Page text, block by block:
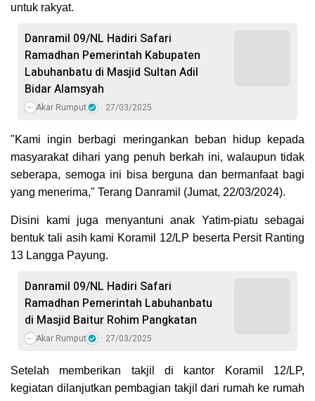
untuk rakyat.
Danramil 09/NL Hadiri Safari
Ramadhan Pemerintah Kabupaten
Labuhanbatu di Masjid Sultan Adil
Bidar Alamsyah
Akar Rumput 27/03/2025
"Kami ingin berbagi meringankan beban hidup kepada
masyarakat dihari yang penuh berkah ini, walaupun tidak
seberapa, semoga ini bisa berguna dan bermanfaat bagi
yang menerima," Terang Danramil (Jumat, 22/03/2024).
Disini kami juga menyantuni anak Yatim-piatu sebagai
bentuk tali asih kami Koramil 12/LP beserta Persit Ranting
13 Langga Payung.
Danramil 09/NL Hadiri Safari
Ramadhan Pemerintah Labuhanbatu
di Masjid Baitur Rohim Pangkatan
Akar Rumput 27/03/2025
Setelah memberikan takjil di kantor Koramil 12/LP,
kegiatan dilanjutkan pembagian takjil dari rumah ke rumah